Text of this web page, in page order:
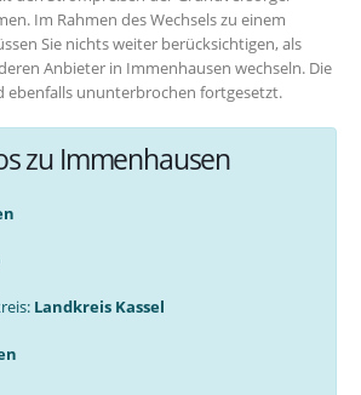
Im Rahmen des Wechsels zu einem
Sie nichts weiter berücksichtigen, als
Anbieter in Immenhausen wechseln. Die
ebenfalls ununterbrochen fortgesetzt.
zu Immenhausen
Landkreis Kassel